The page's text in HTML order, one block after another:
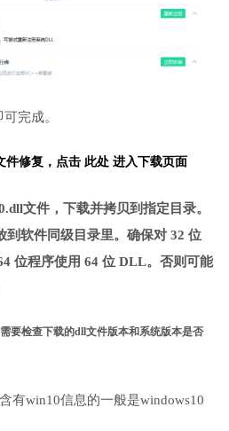
完成。
件修复， 点击 此处 进入下载页面
文件，下载并拷贝到指定目录。
到软件同级目录里。确保对 32 位
位程序使用 64 位 DLL。否则可能
要检查下载的dll文件版本和系统版本是否
有win10信息的一般是windows10